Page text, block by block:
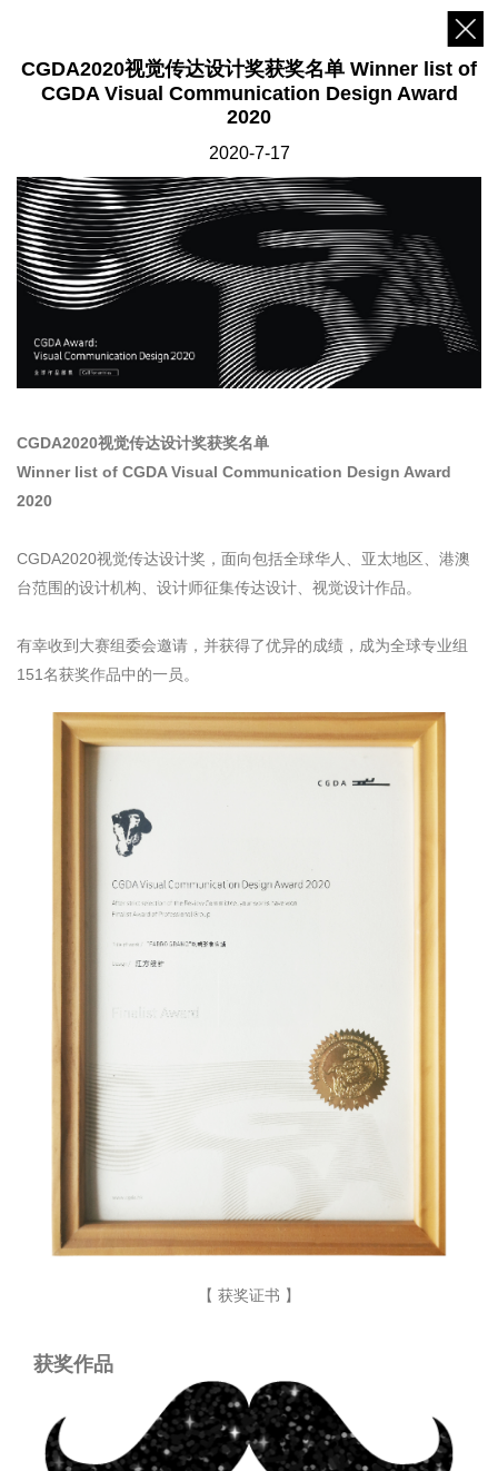
CGDA2020视觉传达设计奖获奖名单 Winner list of
CGDA Visual Communication Design Award
2020
2020-7-17
CGDA2020视觉传达设计奖获奖名单
Winner list of CGDA Visual Communication Design Award
2020
CGDA2020视觉传达设计奖，面向包括全球华人、亚太地区、港澳
台范围的设计机构、设计师征集传达设计、视觉设计作品。
有幸收到大赛组委会邀请，并获得了优异的成绩，成为全球专业组
151名获奖作品中的一员。
【 获奖证书 】
获奖作品